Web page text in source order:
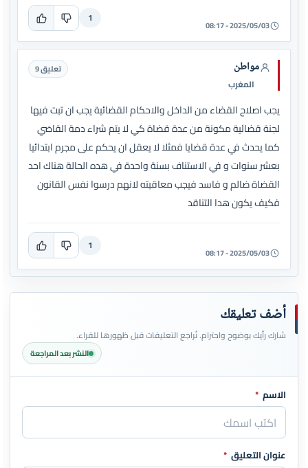
2025/05/03 - 08:17
1
مواطن
المغرب
تعليق 9
يجب اصلاح القضاء من الداخل والاحكام القضائية يجب ان تبت فيها
لجنة قضائية مكونة من عدة قضاة كي لا يتم شراء دمة القاضي
كما يحدث في عدة قضايا فمثلا لا يعقل ان يحكم على مجرم ابتدائيا
بعشر سنوات و في الاستناف بسنة واحدة في هده الحالة هناك احد
القضاة ضالم و فاسد فيجب معاقبته لانهم درسوا نفس القانون
فكيف يكون هدا التناقد
2025/05/03 - 08:17
1
أضف تعليقك
شارك رأيك بوضوح واحترام. تُراجع التعليقات قبل ظهورها للقراء.
النشر بعد المراجعة
اترك هذا الحقل فارغاً
الاسم *
عنوان التعليق *